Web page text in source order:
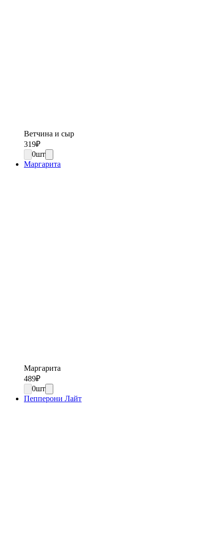
Ветчина и сыр
319₽
0шт
Маргарита
Маргарита
489₽
0шт
Пепперони Лайт